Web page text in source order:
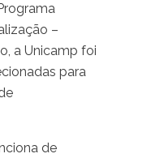
–
a Unicamp foi
para
de